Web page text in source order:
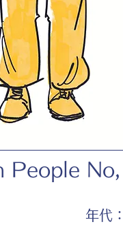
People No,
年代：